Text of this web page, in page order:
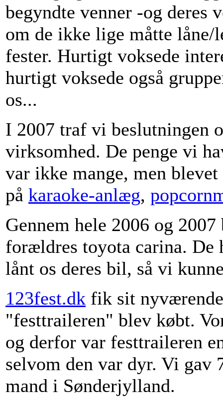
begyndte venner -og deres
om de ikke lige måtte låne/
fester. Hurtigt voksede
hurtigt voksede også
os...
I 2007 traf vi beslutningen
virksomhed. De penge vi
var ikke mange, men
på karaoke-anlæg,
Gennem hele 2006 og
forældres toyota carina.
lånt os deres bil, så vi
123fest.dk fik sit
"festtraileren" blev købt.
og derfor var festtraileren
selvom den var dyr. Vi gav
mand i Sønderjylland.